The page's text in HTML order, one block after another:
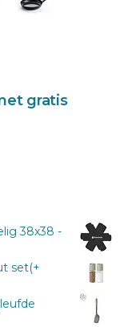
gratis
38x38 -
set(+